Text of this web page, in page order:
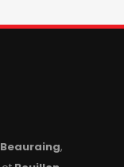
Beauraing,